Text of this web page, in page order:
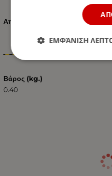
Απο υλικά: Υψηλής Ποιότητας
Βάρος (kg.)
0.40
ΕΜΦΆΝΙΣΗ